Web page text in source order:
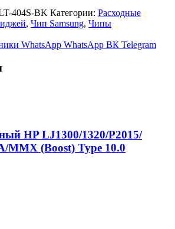
404S-BK Категории: Расходные
, Чип Samsung, Чипы
WhatsApp WhatsApp ВК Telegram
HP LJ1300/1320/P2015/
MMX (Boost) Type 10.0